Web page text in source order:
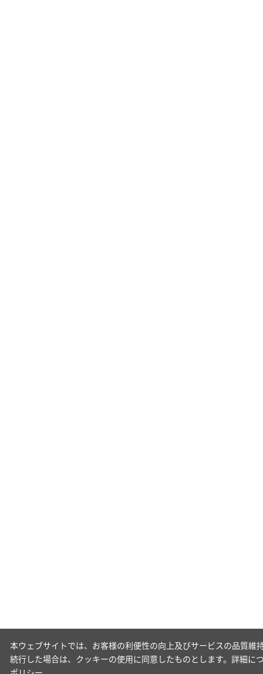
本ウェブサイトでは、お客様の利便性の向上及びサービスの品質
続行した場合は、クッキーの使用に同意したものとします。詳細